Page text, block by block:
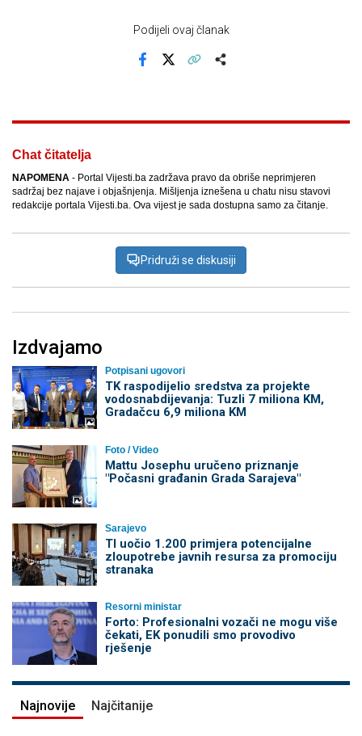
Podijeli ovaj članak
Chat čitatelja
NAPOMENA - Portal Vijesti.ba zadržava pravo da obriše neprimjeren
sadržaj bez najave i objašnjenja. Mišljenja iznešena u chatu nisu stavovi
redakcije portala Vijesti.ba. Ova vijest je sada dostupna samo za čitanje.
Pridruži se diskusiji
Izdvajamo
Potpisani ugovori
TK raspodijelio sredstva za projekte
vodosnabdijevanja: Tuzli 7 miliona KM,
Gradačcu 6,9 miliona KM
Foto / Video
Mattu Josephu uručeno priznanje
"Počasni građanin Grada Sarajeva"
Sarajevo
TI uočio 1.200 primjera potencijalne
zloupotrebe javnih resursa za promociju
stranaka
Resorni ministar
Forto: Profesionalni vozači ne mogu više
čekati, EK ponudili smo provodivo
rješenje
Najnovije Najčitanije